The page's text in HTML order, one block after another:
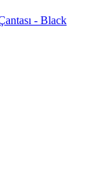
- Black